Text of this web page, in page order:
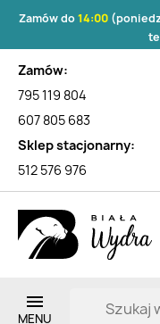
Zamów do14:00
Zamów:
795 119 804
607 805 683
Sklep stacjonarny:
512 576 976
Lista